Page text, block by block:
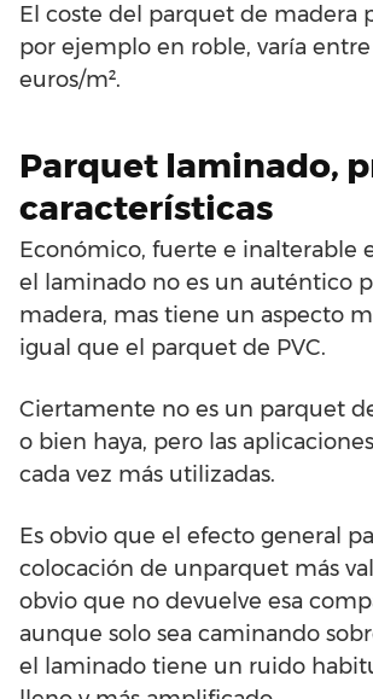
El coste del parquet de madera
por ejemplo en roble, varía
euros/m².
Parquet laminado,
características
Económico, fuerte e inalterable
el laminado no es un auténtico
madera, mas tiene un aspecto
igual que el parquet de PVC.
Ciertamente no es un parquet
o bien haya, pero las
cada vez más utilizadas.
Es obvio que el efecto general
colocación de unparquet más
obvio que no devuelve esa
aunque solo sea caminando
el laminado tiene un ruido